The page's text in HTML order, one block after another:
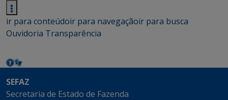
ir para conteúdoir para navegaçãoir para busca
Ouvidoria Transparência
SEFAZ
Secretaria de Estado de Fazenda